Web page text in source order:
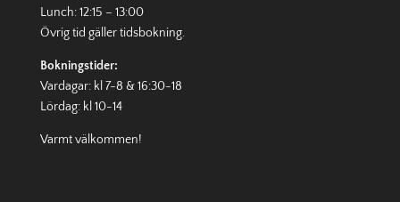
Lunch: 12:15 – 13:00
Övrig tid gällertidsbokning.
Bokningstider:
Vardagar: kl 7-8 & 16:30-18
Lördag: kl 10-14
Varmt välkommen!